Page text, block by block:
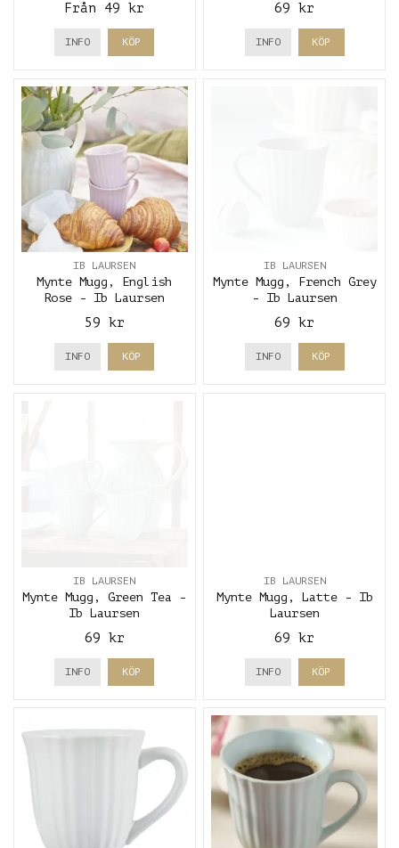
Från 49 kr
INFO KÖP
69 kr
INFO KÖP
IB LAURSEN
Mynte Mugg, English
Rose - Ib Laursen
59 kr
INFO KÖP
IB LAURSEN
Mynte Mugg, French Grey
- Ib Laursen
69 kr
INFO KÖP
IB LAURSEN
Mynte Mugg, Green Tea -
Ib Laursen
69 kr
INFO KÖP
IB LAURSEN
Mynte Mugg, Latte - Ib
Laursen
69 kr
INFO KÖP